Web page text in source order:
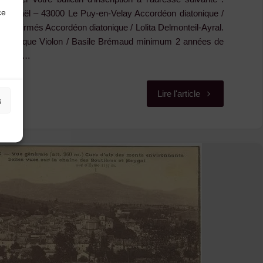
– 43000 Le Puy-en-Velay Accordéon diatonique /
confirmés Accordéon diatonique / Lolita Delmonteil-Ayral.
pratique Violon / Basile Brémaud minimum 2 années de
Jean …
Lire l'article"Les
Basaltiques